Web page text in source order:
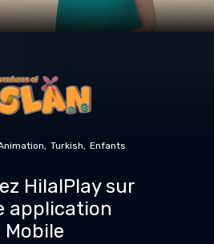
Turkish Enfants
HilalPlay sur
application
Mobile